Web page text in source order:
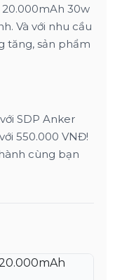
30w
Và với nhu cầu
tăng, sản phẩm
SDP Anker
550.000 VNĐ!
cùng bạn